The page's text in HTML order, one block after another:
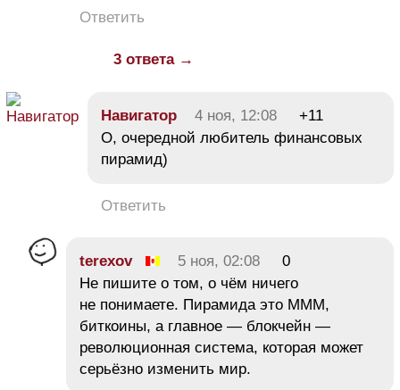
Ответить
3 ответа →
Навигатор 4 ноя, 12:08
+11
О, очередной любитель финансовых
пирамид)
Ответить
terexov 5 ноя, 02:08
0
Не пишите о том, о чём ничего
не понимаете. Пирамида это МММ,
биткоины, а главное — блокчейн —
революционная система, которая может
серьёзно изменить мир.